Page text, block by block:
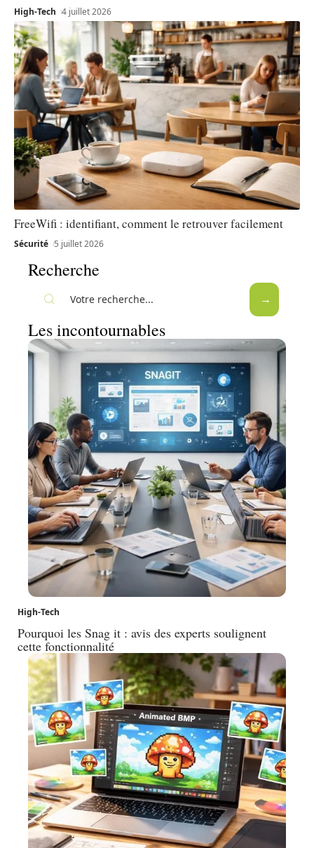
High-Tech 4 juillet 2026
FreeWifi : identifiant, comment le retrouver facilement
Sécurité 5 juillet 2026
Recherche
Les incontournables
High-Tech
Pourquoi les Snag it : avis des experts soulignent
cette fonctionnalité